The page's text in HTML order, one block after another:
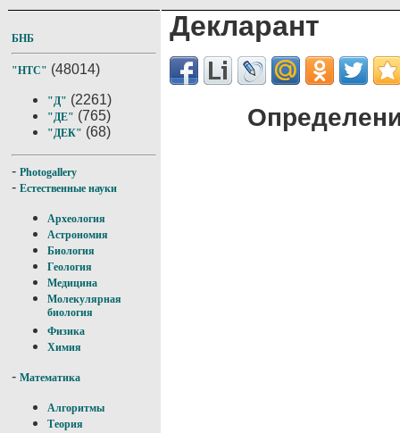
БНБ
"НТС" (48014)
"Д" (2261)
"ДЕ" (765)
"ДЕК" (68)
- Photogallery
- Естественные науки
Археология
Астрономия
Биология
Геология
Медицина
Молекулярная
биология
Физика
Химия
- Математика
Алгоритмы
Теория
Декларант